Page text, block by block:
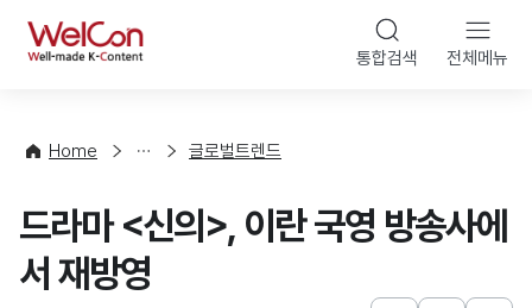
WelCon 통합검색 전체메뉴
Home
향
계
글로벌트렌드
드라마 <신의>, 이란 국영 방송사에
서 재방영